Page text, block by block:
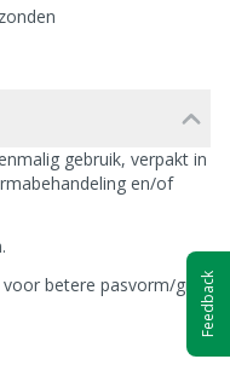
gebruik, verpakt in
en/of
betere pasvorm/gripFeedback